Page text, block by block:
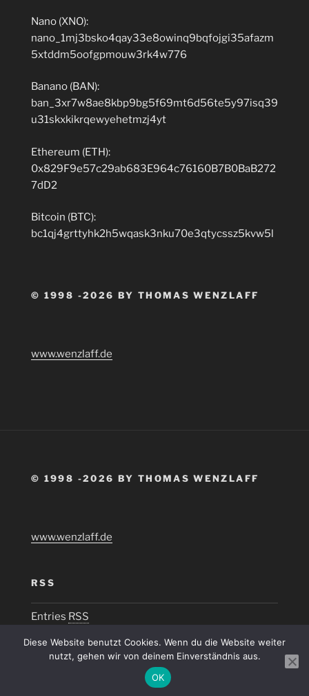
Nano (XNO):
nano_1mj3bsko4qay33e8owinq9bqfojgi35afazm
5xtddm5oofgpmouw3rk4w776
Banano (BAN):
ban_3xr7w8ae8kbp9bg5f69mt6d56te5y97isq39
u31skxkikrqewyehetmzj4yt
Ethereum (ETH):
0x829F9e57c29ab683E964c76160B7B0BaB272
7dD2
Bitcoin (BTC):
bc1qj4grttyhk2h5wqask3nku70e3qtycssz5kvw5l
© 1998 -2026 BY THOMAS WENZLAFF
www.wenzlaff.de
© 1998 -2026 BY THOMAS WENZLAFF
www.wenzlaff.de
RSS
Entries RSS
Diese Website benutzt Cookies. Wenn du die Website weiter
nutzt, gehen wir von deinem Einverständnis aus.
OK